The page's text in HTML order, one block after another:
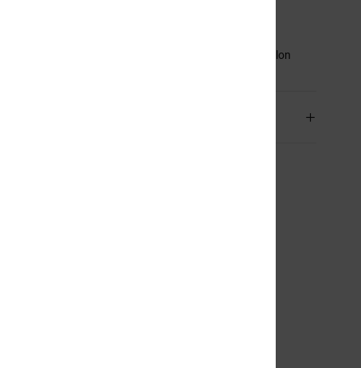
[Tessuto principale] 52% nylon riciclato, 48% nylon